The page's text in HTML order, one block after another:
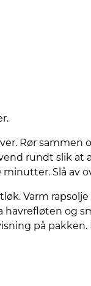
Rør sammen
rundt slik at
Slå av
Varm
og
på